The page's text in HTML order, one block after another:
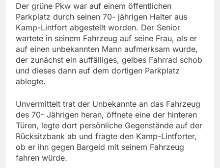
Der grüne Pkw war auf einem öffentlichen
Parkplatz durch seinen 70- jährigen Halter aus
Kamp-Lintfort abgestellt worden. Der Senior
wartete in seinem Fahrzeug auf seine Frau, als er
auf einen unbekannten Mann aufmerksam wurde,
der zunächst ein auffälliges, gelbes Fahrrad schob
und dieses dann auf dem dortigen Parkplatz
ablegte.
Unvermittelt trat der Unbekannte an das Fahrzeug
des 70- Jährigen heran, öffnete eine der hinteren
Türen, legte dort persönliche Gegenstände auf der
Rücksitzbank ab und fragte den Kamp-Lintforter,
ob er ihn gegen Bargeld mit seinem Fahrzeug
fahren würde.